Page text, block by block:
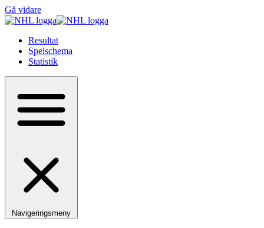
Gå vidare
Resultat
Spelschema
Statistik
Navigeringsmeny